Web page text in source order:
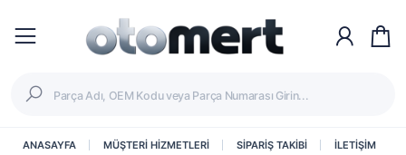
ANASAYFA MÜŞTERİ HİZMETLERİ SİPARİŞ TAKİBİ İLETİŞİM